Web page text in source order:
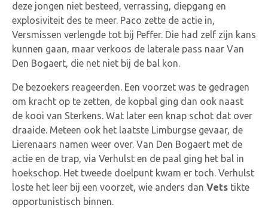
deze jongen niet besteed, verrassing, diepgang en
explosiviteit des te meer. Paco zette de actie in,
Versmissen verlengde tot bij Peffer. Die had zelf zijn kans
kunnen gaan, maar verkoos de laterale pass naar Van
Den Bogaert, die net niet bij de bal kon.
De bezoekers reageerden. Een voorzet was te gedragen
om kracht op te zetten, de kopbal ging dan ook naast
de kooi van Sterkens. Wat later een knap schot dat over
draaide. Meteen ook het laatste Limburgse gevaar, de
Lierenaars namen weer over. Van Den Bogaert met de
actie en de trap, via Verhulst en de paal ging het bal in
hoekschop. Het tweede doelpunt kwam er toch. Verhulst
loste het leer bij een voorzet, wie anders dan Vets tikte
opportunistisch binnen.